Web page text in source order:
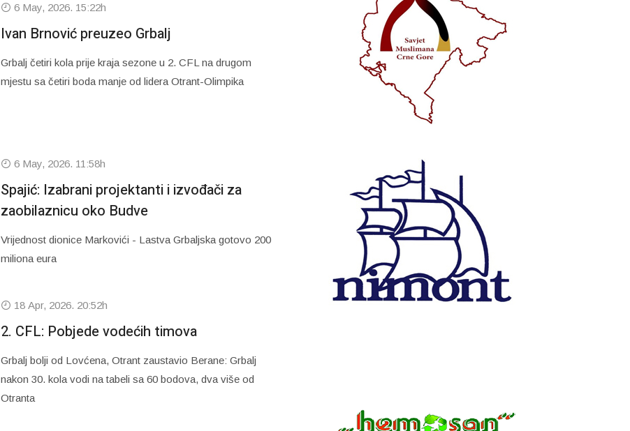
6 May, 2026. 15:22h
Ivan Brnović preuzeo Grbalj
Grbalj četiri kola prije kraja sezone u 2. CFL na drugom
mjestu sa četiri boda manje od lidera Otrant-Olimpika
6 May, 2026. 11:58h
Spajić: Izabrani projektanti i izvođači za
zaobilaznicu oko Budve
Vrijednost dionice Markovići - Lastva Grbaljska gotovo 200
miliona eura
18 Apr, 2026. 20:52h
2. CFL: Pobjede vodećih timova
Grbalj bolji od Lovćena, Otrant zaustavio Berane: Grbalj
nakon 30. kola vodi na tabeli sa 60 bodova, dva više od
Otranta